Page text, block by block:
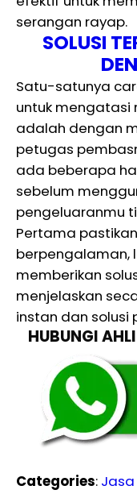
serangan rayap.
SOLUSI
Satu-satunya
untuk mengatasi
adalah dengan
petugas
ada beberapa
sebelum
pengeluaranmu
Pertama
berpengalaman,
memberikan
menjelaskan
instan dan solusi
HUBUNGI
Categories: